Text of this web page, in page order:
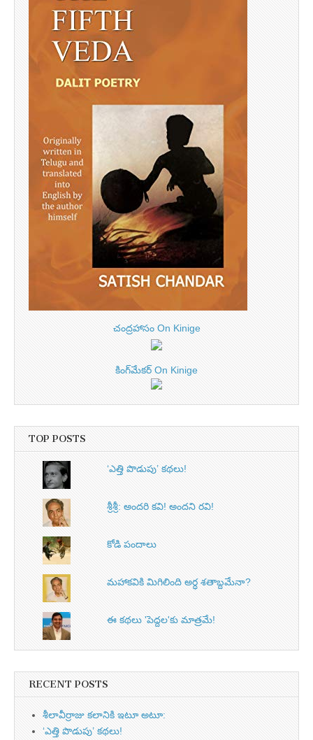
చంద్రహాసం On Kinige
కింగ్‌మేకర్ On Kinige
TOP POSTS
‘ఎత్తి పొడుపు’ కథలు!
శ్రీశ్రీ: అందరి కవి! అందని రవి!
కోడి పందాలు
మహాకవికి మిగిలింది అర్ధ శతాబ్దమేనా?
ఈ కథలు 'పెద్దల'కు మాత్రమే!
RECENT POSTS
శీలావీర్రాజు కలానికి ఇటూ అటూ:
‘ఎత్తి పొడుపు’ కథలు!